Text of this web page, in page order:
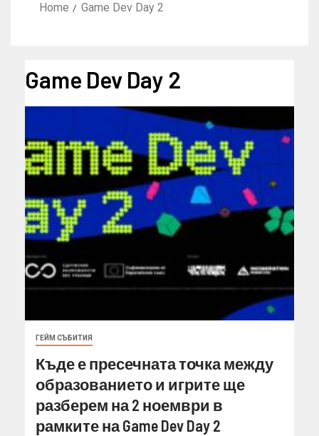
Home Game Dev Day 2
Game Dev Day 2
ГЕЙМ СЪБИТИЯ
Къде е пресечната точка между
образованието и игрите ще
разберем на 2 ноември в
рамките на Game Dev Day 2